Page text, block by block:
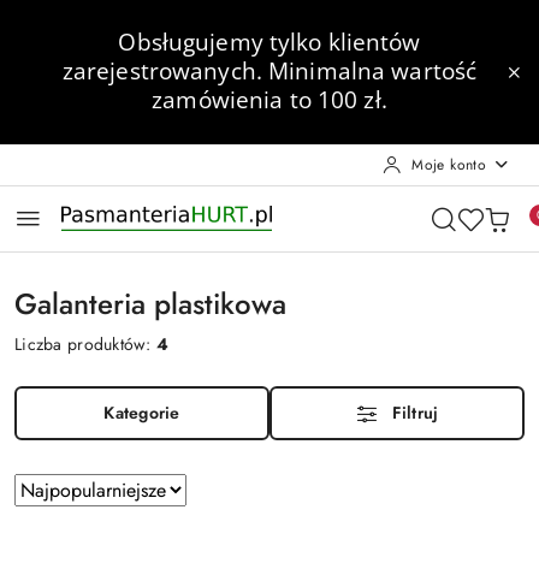
Przejdź do treści głównej
Przejdź do wyszukiwarki
Przejdź do moje konto
Przejdź do menu głównego
Przejdź do stopki
Obsługujemy tylko klientów
zarejestrowanych. Minimalna wartość
zamówienia to 100 zł.
Moje konto
Galanteria plastikowa
Liczba produktów:4
Kategorie Filtruj
Zastosowano
sortowanie:
Sortuj
według